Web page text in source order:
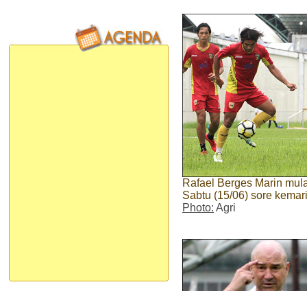
Rafael Berges Marin
Sabtu (15/06) sore
Photo: Agri